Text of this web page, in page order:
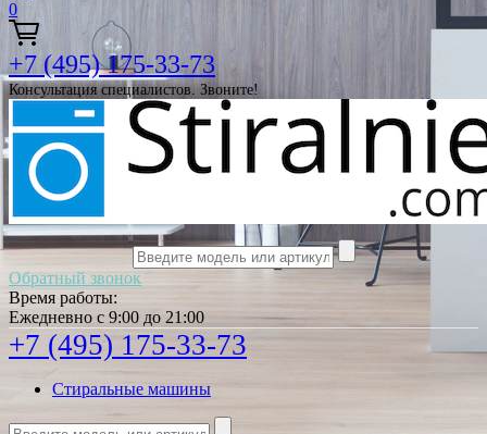
0
+7 (495) 175-33-73
Консультация специалистов. Звоните!
Обратный звонок
Время работы:
Ежедневно с 9:00 до 21:00
+7 (495) 175-33-73
Стиральные машины